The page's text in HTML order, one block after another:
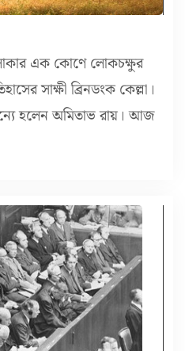
এক কোণে লোকচক্ষুর
সাক্ষী ব্রিনডংক কেল্লা।
হলেন অমিতাভ রায়। আজ